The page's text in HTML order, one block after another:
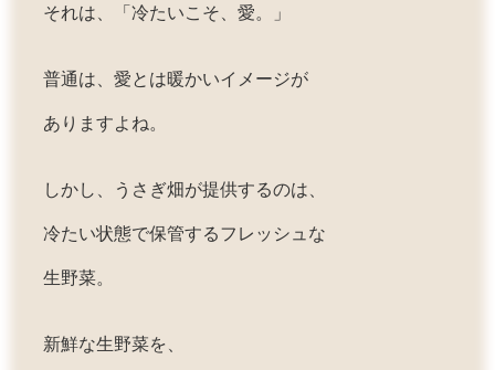
それは、「冷たいこそ、愛。」
普通は、愛とは暖かいイメージが
ありますよね。
しかし、うさぎ畑が提供するのは、
冷たい状態で保管するフレッシュな
生野菜。
新鮮な生野菜を、